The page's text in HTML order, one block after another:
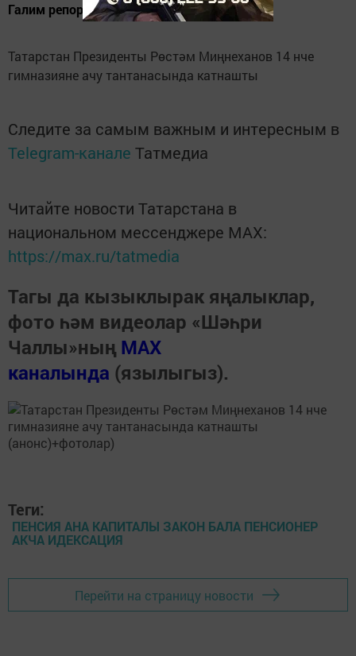
Галим репортажында.
Татарстан Президенты Рөстәм Миңнеханов 14 нче
гимназияне ачу тантанасында катнашты
Следите за самым важным и интересным в
Telegram-канале Татмедиа
Читайте новости Татарстана в
национальном мессенджере MАХ:
https://max.ru/tatmedia
Тагы да кызыклырак яңалыклар,
фото һәм видеолар «Шәһри
Чаллы»ның MAX
каналында (язылыгыз).
Теги:
ПЕНСИЯ АНА КАПИТАЛЫ ЗАКОН БАЛА ПЕНСИОНЕР
АКЧА ИДЕКСАЦИЯ
Перейти на страницу новости